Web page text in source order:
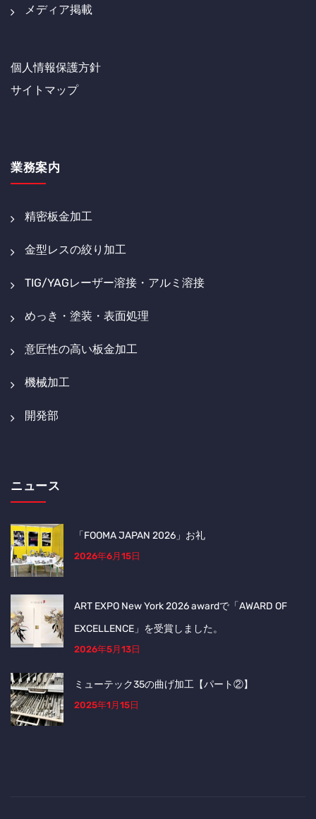
メディア掲載
個人情報保護方針
サイトマップ
業務案内
精密板金加工
金型レスの絞り加工
TIG/YAGレーザー溶接・アルミ溶接
めっき・塗装・表面処理
意匠性の高い板金加工
機械加工
開発部
ニュース
「FOOMA JAPAN 2026」お礼
2026年6月15日
ART EXPO New York 2026 awardで「AWARD OF
EXCELLENCE」を受賞しました。
2026年5月13日
ミューテック35の曲げ加工【パート②】
2025年1月15日